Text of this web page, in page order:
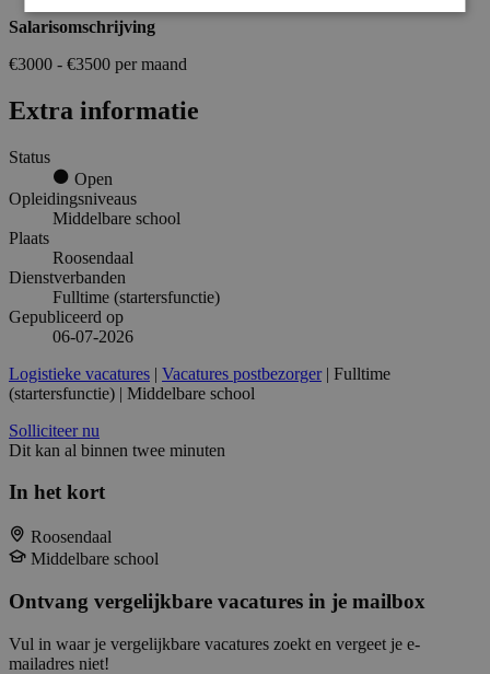
Salarisomschrijving
€3000 - €3500 per maand
Extra informatie
Status
Open
Opleidingsniveaus
Middelbare school
Plaats
Roosendaal
Dienstverbanden
Fulltime (startersfunctie)
Gepubliceerd op
06-07-2026
Logistieke vacatures | Vacatures postbezorger| Fulltime
(startersfunctie) | Middelbare school
Solliciteer nu
Dit kan al binnen twee minuten
In het kort
Roosendaal
Middelbare school
Ontvang vergelijkbare vacatures in je mailbox
Vul in waar je vergelijkbare vacatures zoekt en vergeet je e-
mailadres niet!